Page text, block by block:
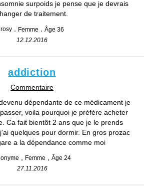
surpoids je pense que je devrais
de traitement.
rosy Femme
Âge 36
12.12.2016
addiction
Commentaire
dépendante de ce médicament je
voila pourquoi je préfère acheter
Ca fait bientôt 2 ans que je le prends
quelques pour dormir. En gros prozac
a la dépendance comme moi
Femme
Âge 24
27.11.2016